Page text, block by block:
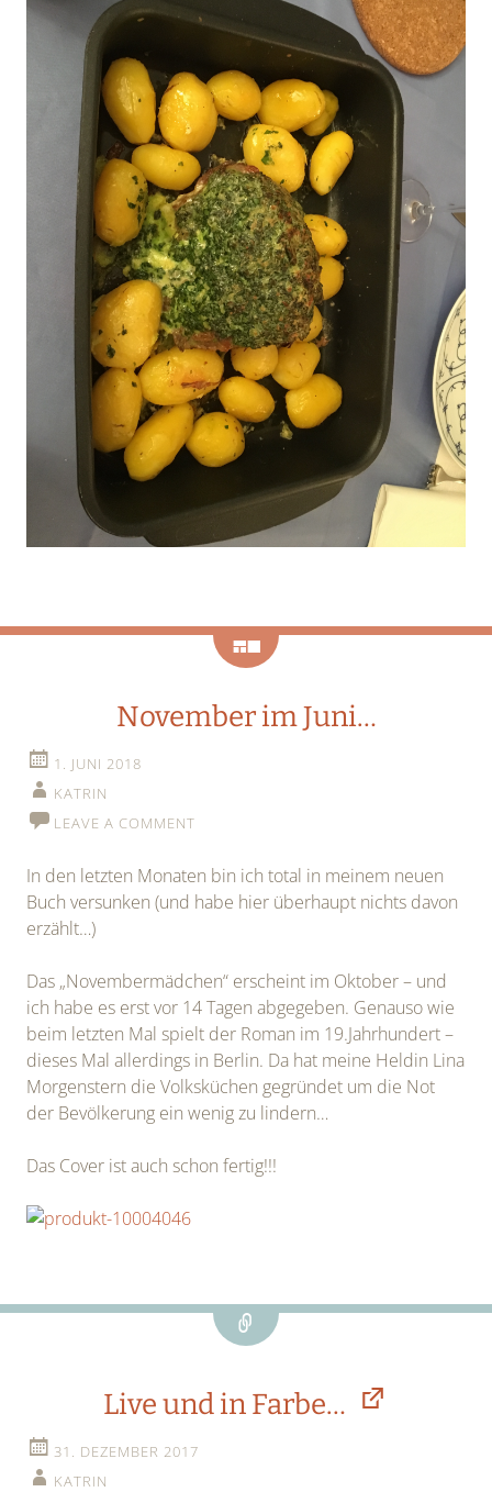
Galerie
November im Juni…
1. JUNI 2018
KATRIN
LEAVE A COMMENT
In den letzten Monaten bin ich total in meinem neuen
Buch versunken (und habe hier überhaupt nichts davon
erzählt…)
Das „Novembermädchen“ erscheint im Oktober – und
ich habe es erst vor 14 Tagen abgegeben. Genauso wie
beim letzten Mal spielt der Roman im 19.Jahrhundert –
dieses Mal allerdings in Berlin. Da hat meine Heldin Lina
Morgenstern die Volksküchen gegründet um die Not
der Bevölkerung ein wenig zu lindern…
Das Cover ist auch schon fertig!!!
Link
Live und in Farbe…
31. DEZEMBER 2017
KATRIN